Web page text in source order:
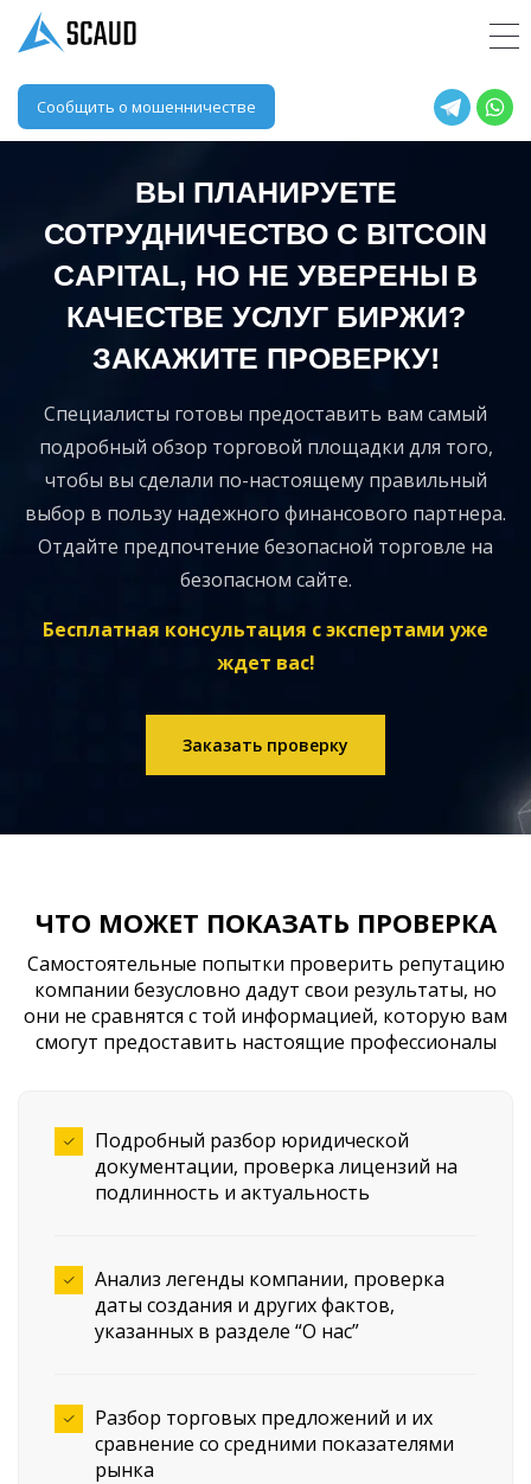
Сообщить о мошенничестве
ВЫ ПЛАНИРУЕТЕ
СОТРУДНИЧЕСТВО С BITCOIN
CAPITAL, НО НЕ УВЕРЕНЫ В
КАЧЕСТВЕ УСЛУГ БИРЖИ?
ЗАКАЖИТЕ ПРОВЕРКУ!
Специалисты готовы предоставить вам самый
подробный обзор торговой площадки для того,
чтобы вы сделали по-настоящему правильный
выбор в пользу надежного финансового партнера.
Отдайте предпочтение безопасной торговле на
безопасном сайте.
Бесплатная консультация с экспертами уже
ждет вас!
Заказать проверку
ЧТО МОЖЕТ ПОКАЗАТЬ ПРОВЕРКА
Самостоятельные попытки проверить репутацию
компании безусловно дадут свои результаты, но
они не сравнятся с той информацией, которую вам
смогут предоставить настоящие профессионалы
Подробный разбор юридической
документации, проверка лицензий на
подлинность и актуальность
Анализ легенды компании, проверка
даты создания и других фактов,
указанных в разделе “О нас”
Разбор торговых предложений и их
сравнение со средними показателями
рынка